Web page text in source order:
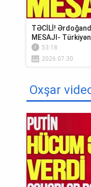
TƏCİLİ!
MESAJI-
TV Müsavat
53:18
2026.07.30
Oxşar